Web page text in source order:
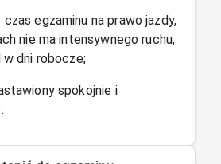
egzaminu na prawo jazdy,
nie ma intensywnego ruchu,
w dni robocze;
spokojnie i